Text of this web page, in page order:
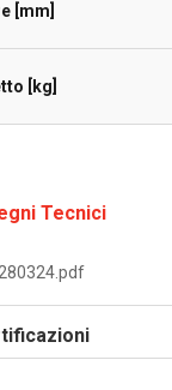
[mm]
[kg]
Tecnici